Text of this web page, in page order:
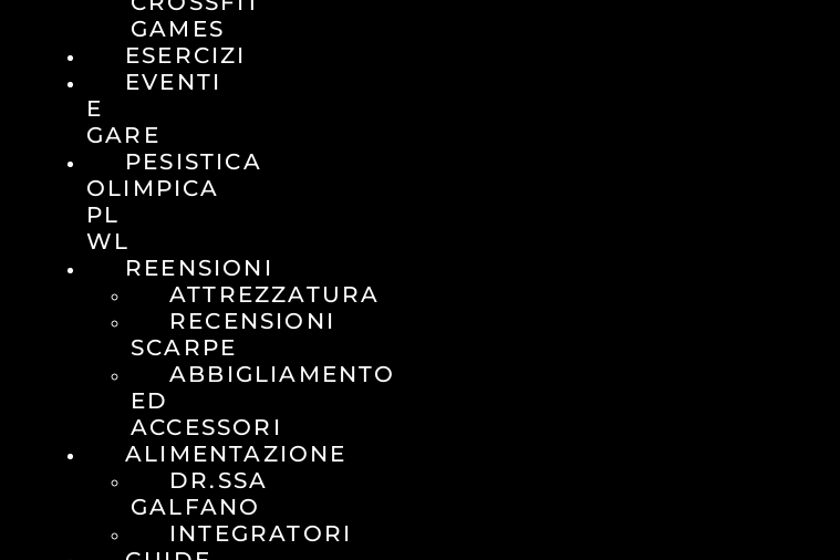
GAMES
ESERCIZI
EVENTI
E
GARE
PESISTICA
OLIMPICA
PL
WL
REENSIONI
ATTREZZATURA
RECENSIONI
SCARPE
ABBIGLIAMENTO
ED
ACCESSORI
ALIMENTAZIONE
DR.SSA
GALFANO
INTEGRATORI